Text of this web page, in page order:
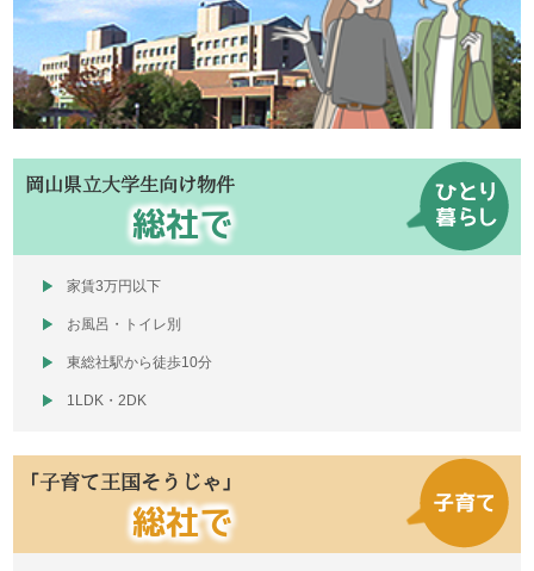
岡山県立大学生向け物件
総社で
家賃3万円以下
お風呂・トイレ別
東総社駅から徒歩10分
1LDK・2DK
「子育て王国そうじゃ」
総社で